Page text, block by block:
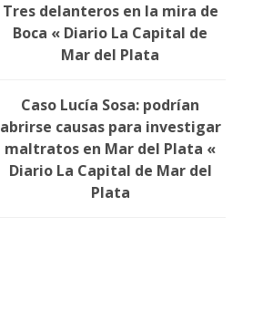
Tres delanteros en la mira de
Boca « Diario La Capital de
Mar del Plata
Caso Lucía Sosa: podrían
abrirse causas para investigar
maltratos en Mar del Plata «
Diario La Capital de Mar del
Plata